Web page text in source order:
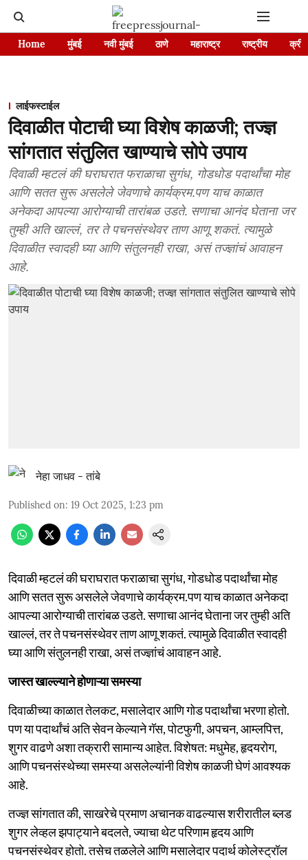
Home मुंबई नवी मुंबई ठाणे महाराष्ट्र राष्ट्रीय
लाईफस्टाईल
दिवाळीत पोटाची घ्या विशेष काळजी; तज्ज्ञ
सांगतात संतुलित खाण्याचे सोपे उपाय
दिवाळी म्हटलं की घराघरात फराळाचा सुगंध, गोडधोड पदार्थांचा मोह
आणि सतत सुरू असलेले जेवणाचे कार्यक्रम.पण याच काळात
अनेकदा आपल्या आरोग्याची तारांबळ उडते. सणाचा आनंद घेताना जर
तुम्ही अति खाल्लं, तर ते पचनसंस्थेवर ताण आणू शकतं. त्यामुळे
दिवाळीत स्वादही घ्या आणि संतुलनही राखा, असं तज्ज्ञांचं आवाहन
आहे.
नेहा जाधव - तांबे
Published on: 19 Oct 2025, 1:23 pm
दिवाळी म्हटलं की घराघरात फराळाचा सुगंध, गोडधोड पदार्थांचा मोह
आणि सतत सुरू असलेले जेवणाचे कार्यक्रम.पण याच काळात अनेकदा
आपल्या आरोग्याची तारांबळ उडते. सणाचा आनंद घेताना जर तुम्ही अति
खाल्लं, तर ते पचनसंस्थेवर ताण आणू शकतं. त्यामुळे दिवाळीत स्वादही
घ्या आणि संतुलनही राखा, असं तज्ज्ञांचं आवाहन आहे.
जास्त खाल्ल्याने होणाऱ्या समस्या
दिवाळीच्या काळात तेलकट, मसालेदार आणि गोड पदार्थांचा भरणा होतो.
पण या पदार्थांचं अति सेवन केल्याने गॅस, पोटफुगी, अपचन, आम्लपित्त,
शुगर वाढणे अशा तक्रारी सामान्य आहेत. विशेषत: मधुमेह, हृदयरोग,
आणि पचनसंस्थेच्या समस्या असलेल्यांनी विशेष काळजी घेणं आवश्यक
आहे.
तज्ज्ञ सांगतात की, साखरेचे प्रमाण अचानक वाढल्यास शरीरातील ब्लड
शुगर लेव्हल झपाट्याने बदलते, ज्याचा थेट परिणाम हृदय आणि
पचनसंस्थेवर होतो. तसेच तळलेले आणि मसालेदार पदार्थ कोलेस्ट्रॉल